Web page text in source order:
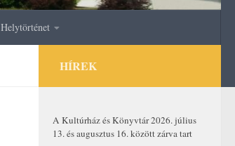
Helytörténet
HÍREK
A Kultúrház és Könyvtár 2026. július
13. és augusztus 16. között zárva tart